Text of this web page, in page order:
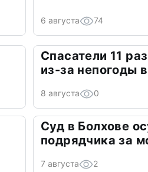
6 августа 74
Спасатели 11
из-за непогоды
8 августа 0
Суд в Болхове
подрядчика за
7 августа 2